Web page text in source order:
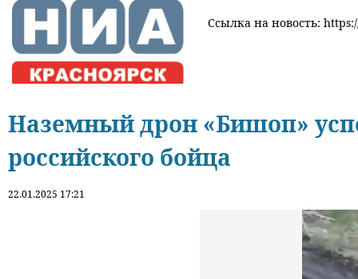
Ссылка на новость:
Наземный дрон «Бишоп»
российского бойца
22.01.2025 17:21